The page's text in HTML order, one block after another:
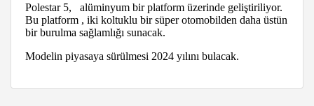
Polestar 5, alüminyum bir platform üzerinde geliştiriliyor.
Bu platform , iki koltuklu bir süper otomobilden daha üstün
bir burulma sağlamlığı sunacak.
Modelin piyasaya sürülmesi 2024 yılını bulacak.